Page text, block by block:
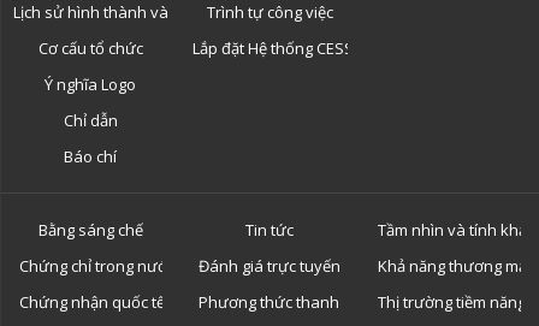
Lịch sử hình thành và phát triển
Cơ cấu tổ chức
Ý nghĩa Logo
Chỉ dẫn
Báo chí
Trình tự công việc
Lắp đặt Hệ thống CESS
Bằng sáng chế
Chứng chỉ trong nước
Chứng nhận quốc tế
Tin tức
Đánh giá trực tuyến
Phương thức thanh toán
Tầm nhìn và tính khả
Khả năng thương mại
Thị trường tiềm năng